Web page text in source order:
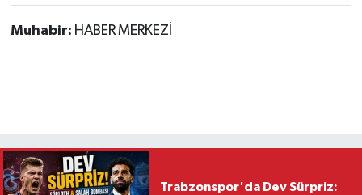
Muhabir: HABER MERKEZİ
Trabzonspor'da Dev Sürpriz: